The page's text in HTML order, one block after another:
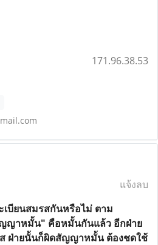
171.96.38.53
แจ้งลบ
เบียนสมรสกันหรือไม่ ตาม
ญาหมั้น" คือหมั้นกันแล้ว อีกฝ่าย
ฝ่ายนั้นก็ผิดสัญญาหมั้น ต้องชดใช้